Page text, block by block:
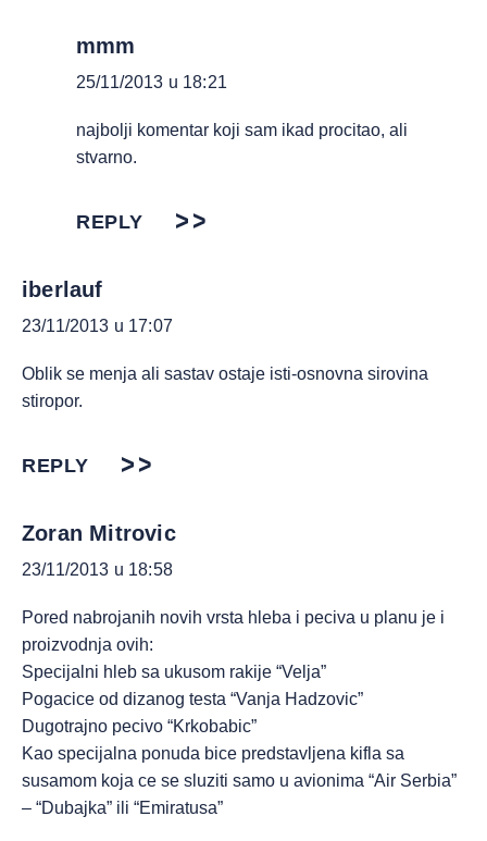
mmm
25/11/2013 u 18:21
najbolji komentar koji sam ikad procitao, ali
stvarno.
REPLY
iberlauf
23/11/2013 u 17:07
Oblik se menja ali sastav ostaje isti-osnovna sirovina
stiropor.
REPLY
Zoran Mitrovic
23/11/2013 u 18:58
Pored nabrojanih novih vrsta hleba i peciva u planu je i
proizvodnja ovih:
Specijalni hleb sa ukusom rakije “Velja”
Pogacice od dizanog testa “Vanja Hadzovic”
Dugotrajno pecivo “Krkobabic”
Kao specijalna ponuda bice predstavljena kifla sa
susamom koja ce se sluziti samo u avionima “Air Serbia”
– “Dubajka” ili “Emiratusa”